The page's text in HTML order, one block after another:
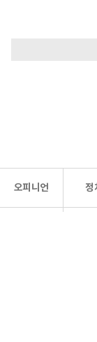
오피니언 정